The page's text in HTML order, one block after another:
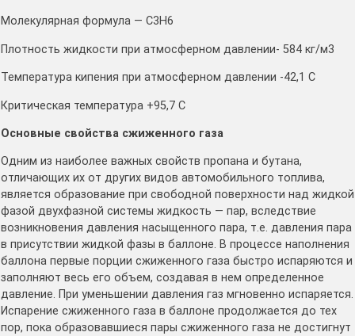
Молекулярная формула — C3H6
Плотность жидкости при атмосферном давлении- 584 кг/м3
Температура кипения при атмосферном давлении -42,1 С
Критическая температура +95,7 С
Основные свойства сжиженного газа
Одним из наиболее важных свойств пропана и бутана,
отличающих их от других видов автомобильного топлива,
является образование при свободной поверхности над жидкой
фазой двухфазной системы жидкость — пар, вследствие
возникновения давления насыщенного пара, т.е. давления пара
в присутствии жидкой фазы в баллоне. В процессе наполнения
баллона первые порции сжиженного газа быстро испаряются и
заполняют весь его объем, создавая в нем определенное
давление. При уменьшении давления газ мгновенно испаряется.
Испарение сжиженного газа в баллоне продолжается до тех
пор, пока образовавшиеся пары сжиженного газа не достигнут